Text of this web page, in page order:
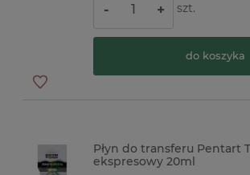
- + szt.
do koszyka
Płyn do transferu Pentart
ekspresowy 20ml